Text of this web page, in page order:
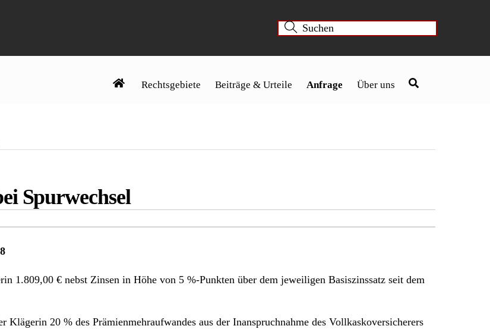
Rechtsgebiete Beiträge & Urteile Anfrage Über uns
Spurwechsel
1.809,00 € nebst Zinsen in Höhe von 5 %-Punkten über dem jeweiligen Basiszinssatz seit dem
20 % des Prämienmehraufwandes aus der Inanspruchnahme des Vollkaskoversicherers